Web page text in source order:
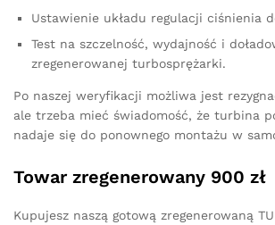
Ustawienie układu regulacji ciśnienia
Test na szczelność, wydajność i
zregenerowanej turbosprężarki.
Po naszej weryfikacji możliwa jest
ale trzeba mieć świadomość, że turbina
nadaje się do ponownego montażu w
Towar zregenerowany 900 zł
Kupujesz naszą gotową zregenerowaną